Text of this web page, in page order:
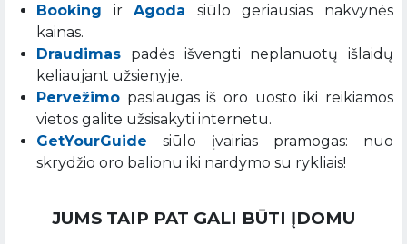
Booking irAgoda siūlo geriausias nakvynės
kainas.
Draudimas padės išvengti neplanuotų išlaidų
keliaujant užsienyje.
Pervežimo paslaugas iš oro uosto iki reikiamos
vietos galite užsisakyti internetu.
GetYourGuide siūlo įvairias pramogas: nuo
skrydžio oro balionu iki nardymo su rykliais!
JUMS TAIP PAT GALI BŪTI ĮDOMU